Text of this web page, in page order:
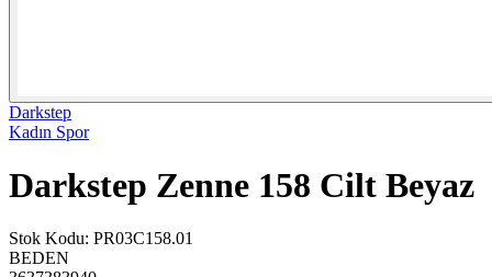
Darkstep
Kadın Spor
Darkstep Zenne 158 Cilt Beyaz
Stok Kodu: PR03C158.01
BEDEN